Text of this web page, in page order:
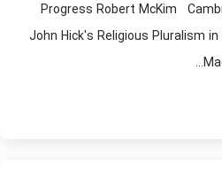
Progress Robert McKim
John Hick's Religious Pluralism